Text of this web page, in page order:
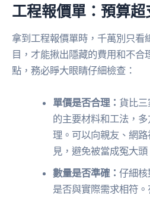
工程報價單：預算
拿到工程報價單時，千萬別只看
目，才能揪出隱藏的費用和不合
點，務必睜大眼睛仔細檢查：
單價是否合理： 貨比
的主要材料和工法，
理。可以向親友、網
見，避免被當成冤大頭
數量是否準確：仔細核
是否與實際需求相符